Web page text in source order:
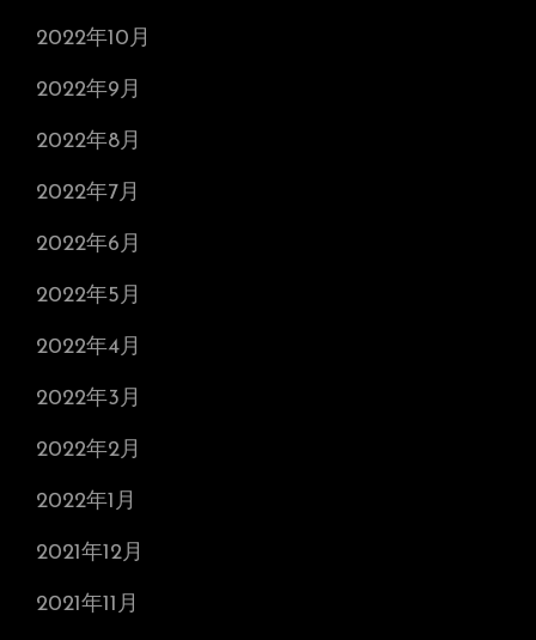
2022年10月
2022年9月
2022年8月
2022年7月
2022年6月
2022年5月
2022年4月
2022年3月
2022年2月
2022年1月
2021年12月
2021年11月